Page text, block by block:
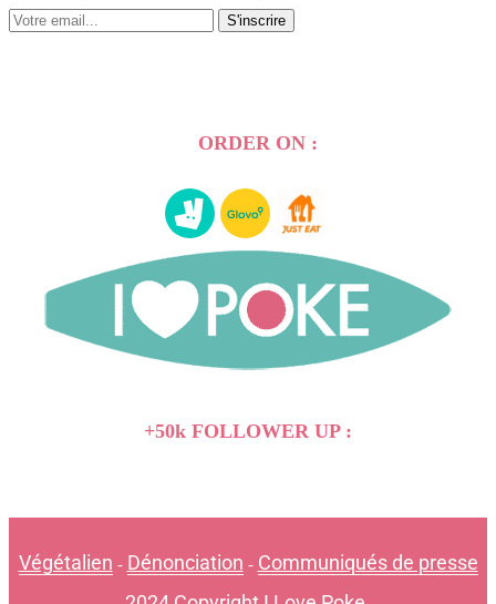
S'inscrire
ORDER ON :
+50k FOLLOWER UP :
Végétalien - Dénonciation - Communiqués de presse